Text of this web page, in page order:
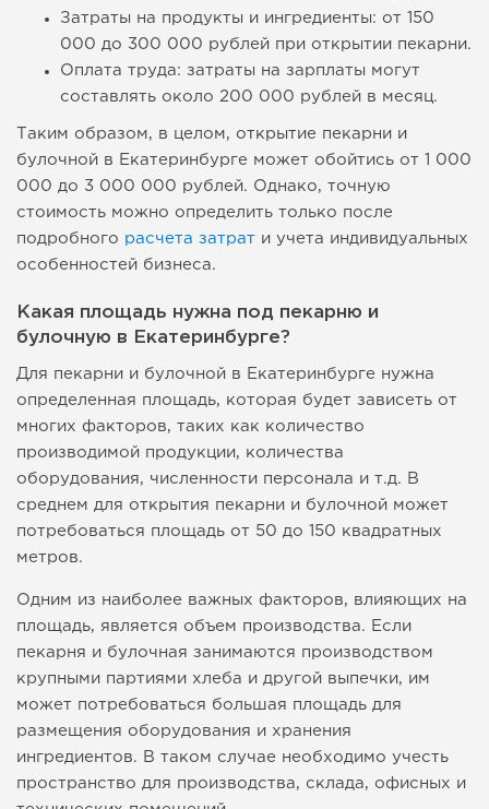
Затраты на продукты и ингредиенты: от 150
000 до 300 000 рублей при открытии пекарни.
Оплата труда: затраты на зарплаты могут
составлять около 200 000 рублей в месяц.
Таким образом, в целом, открытие пекарни и
булочной в Екатеринбурге может обойтись от 1 000
000 до 3 000 000 рублей. Однако, точную
стоимость можно определить только после
подробного расчета затрат и учета индивидуальных
особенностей бизнеса.
Какая площадь нужна под пекарню и
булочную в Екатеринбурге?
Для пекарни и булочной в Екатеринбурге нужна
определенная площадь, которая будет зависеть от
многих факторов, таких как количество
производимой продукции, количества
оборудования, численности персонала и т.д. В
среднем для открытия пекарни и булочной может
потребоваться площадь от 50 до 150 квадратных
метров.
Одним из наиболее важных факторов, влияющих на
площадь, является объем производства. Если
пекарня и булочная занимаются производством
крупными партиями хлеба и другой выпечки, им
может потребоваться большая площадь для
размещения оборудования и хранения
ингредиентов. В таком случае необходимо учесть
пространство для производства, склада, офисных и